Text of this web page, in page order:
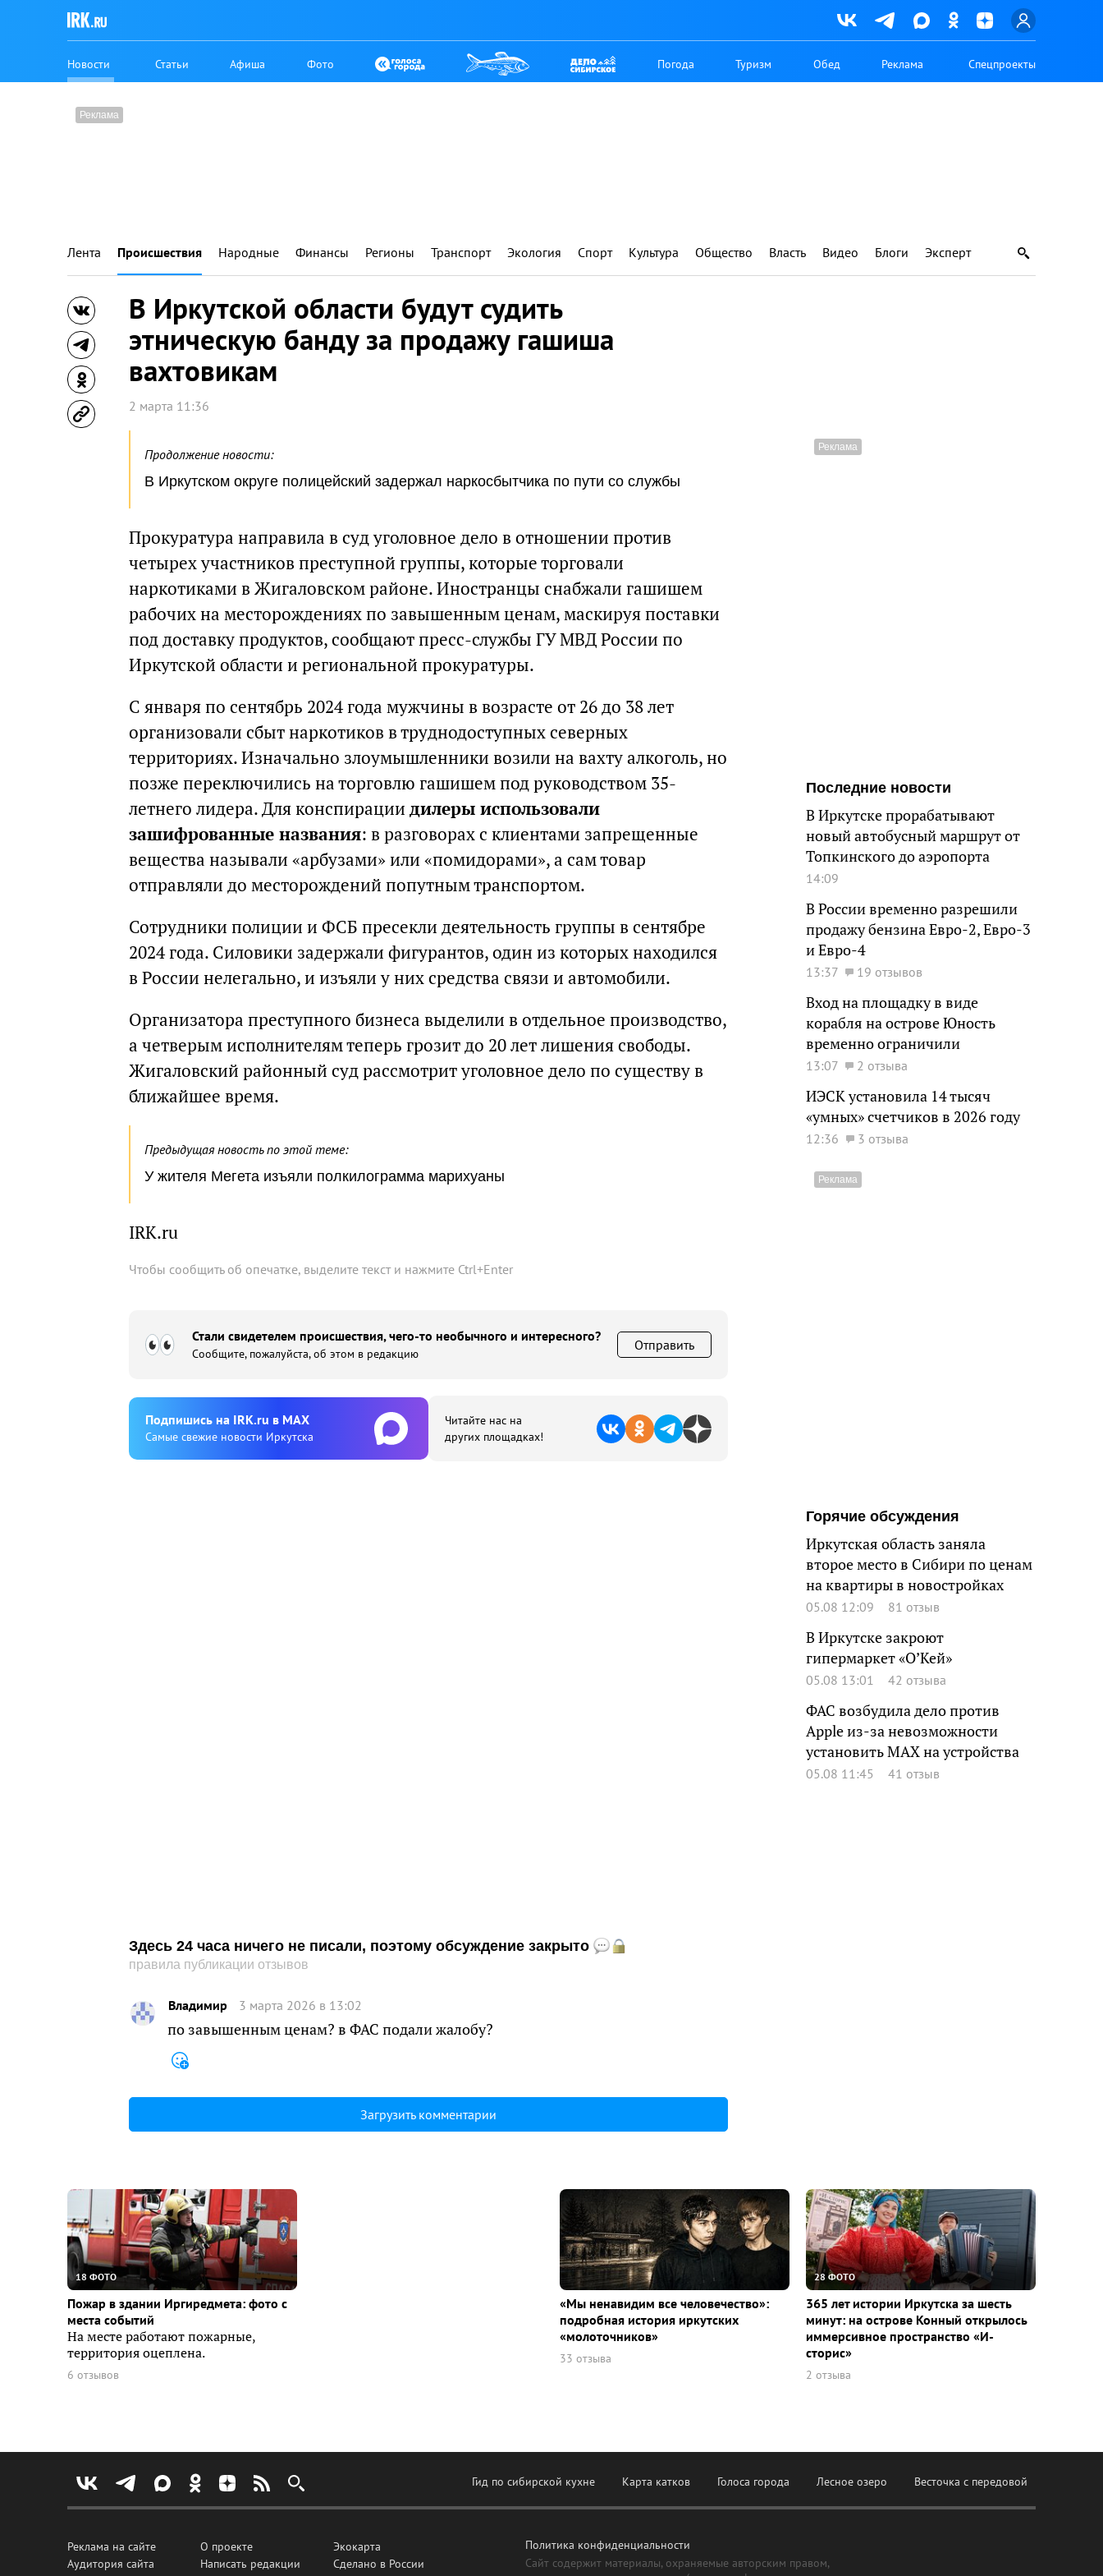
Новости Статьи Афиша Фото Погода Туризм Обед Реклама Спецпроекты
Лента Происшествия Народные Финансы Регионы Транспорт Экология Спорт Культура Общество Власть Видео Блоги Эксперт
В Иркутской области будут судить
этническую банду за продажу гашиша
вахтовикам
2 марта 11:36
Продолжение новости:
В Иркутском округе полицейский задержал наркосбытчика по пути со службы
Прокуратура направила в суд уголовное дело в отношении против
четырех участников преступной группы, которые торговали
наркотиками в Жигаловском районе. Иностранцы снабжали гашишем
рабочих на месторождениях по завышенным ценам, маскируя поставки
под доставку продуктов, сообщают пресс-службы ГУ МВД России по
Иркутской области и региональной прокуратуры.
С января по сентябрь 2024 года мужчины в возрасте от 26 до 38 лет
организовали сбыт наркотиков в труднодоступных северных
территориях. Изначально злоумышленники возили на вахту алкоголь, но
позже переключились на торговлю гашишем под руководством 35-
летнего лидера. Для конспирации дилеры использовали
зашифрованные названия: в разговорах с клиентами запрещенные
вещества называли «арбузами» или «помидорами», а сам товар
отправляли до месторождений попутным транспортом.
Сотрудники полиции и ФСБ пресекли деятельность группы в сентябре
2024 года. Силовики задержали фигурантов, один из которых находился
в России нелегально, и изъяли у них средства связи и автомобили.
Организатора преступного бизнеса выделили в отдельное производство,
а четверым исполнителям теперь грозит до 20 лет лишения свободы.
Жигаловский районный суд рассмотрит уголовное дело по существу в
ближайшее время.
Предыдущая новость по этой теме:
У жителя Мегета изъяли полкилограмма марихуаны
IRK.ru
Чтобы сообщить об опечатке, выделите текст и нажмите Ctrl+Enter
Стали свидетелем происшествия, чего-то необычного и интересного?
Сообщите, пожалуйста, об этом в редакцию
Отправить
Подпишиcь на IRK.ru в MAX
Cамые свежие новости Иркутска
Читайте нас на
других площадках!
Здесь 24 часа ничего не писали, поэтому обсуждение закрыто
правила публикации отзывов
Владимир 3 марта 2026 в 13:02
по завышенным ценам? в ФАС подали жалобу?
Загрузить комментарии
Последние новости
В Иркутске прорабатывают
новый автобусный маршрут от
Топкинского до аэропорта
14:09
В России временно разрешили
продажу бензина Евро-2, Евро-3
и Евро-4
13:37 19 отзывов
Вход на площадку в виде
корабля на острове Юность
временно ограничили
13:07 2 отзыва
ИЭСК установила 14 тысяч
«умных» счетчиков в 2026 году
12:36 3 отзыва
Горячие обсуждения
Иркутская область заняла
второе место в Сибири по ценам
на квартиры в новостройках
05.08 12:09 81 отзыв
В Иркутске закроют
гипермаркет «О’Кей»
05.08 13:01 42 отзыва
ФАС возбудила дело против
Apple из-за невозможности
установить MAX на устройства
05.08 11:45 41 отзыв
18 ФОТО
Пожар в здании Иргиредмета: фото с
места событий
На месте работают пожарные,
территория оцеплена.
6 отзывов
«Мы ненавидим все человечество»:
подробная история иркутских
«молоточников»
33 отзыва
28 ФОТО
365 лет истории Иркутска за шесть
минут: на острове Конный открылось
иммерсивное пространство «И-
сторис»
2 отзыва
Гид по сибирской кухне Карта катков Голоса города Лесное озеро Весточка с передовой
Реклама на сайте
Аудитория сайта
О проекте
Написать редакции
Экокарта
Сделано в России
Политика конфиденциальности
Сайт содержит материалы, охраняемые авторским правом,